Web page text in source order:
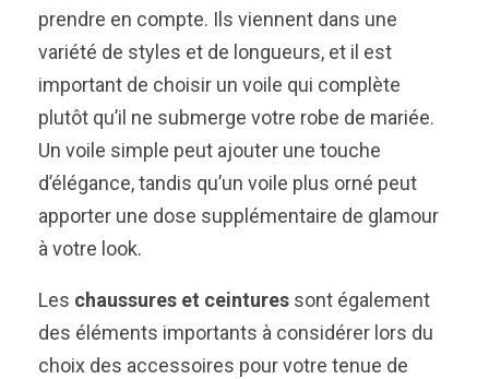
prendre en compte. Ils viennent dans une
variété de styles et de longueurs, et il est
important de choisir un voile qui complète
plutôt qu’il ne submerge votre robe de mariée.
Un voile simple peut ajouter une touche
d’élégance, tandis qu’un voile plus orné peut
apporter une dose supplémentaire de glamour
à votre look.
Les chaussures et ceintures sont également
des éléments importants à considérer lors du
choix des accessoires pour votre tenue de